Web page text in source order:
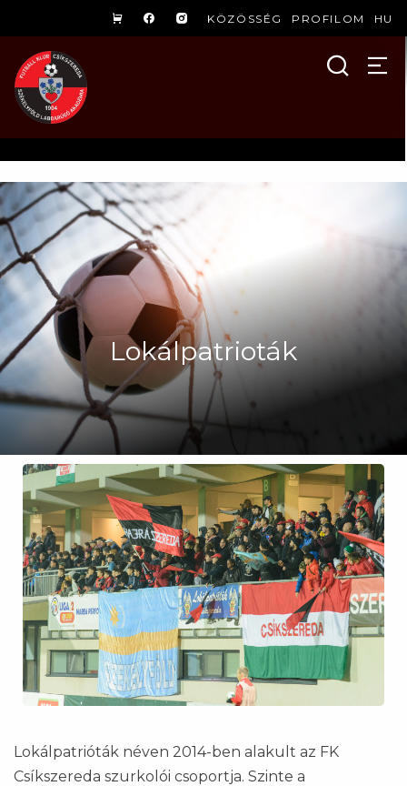
KÖZÖSSÉG PROFILOM HU
Lokálpatrioták
Lokálpatrióták néven 2014-ben alakult az FK
Csíkszereda szurkolói csoportja. Szinte a